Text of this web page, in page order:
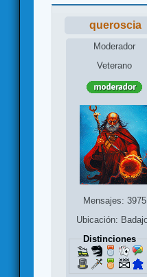
queroscia
Moderador
Veterano
Mensajes: 3975
Ubicación:
Distinciones